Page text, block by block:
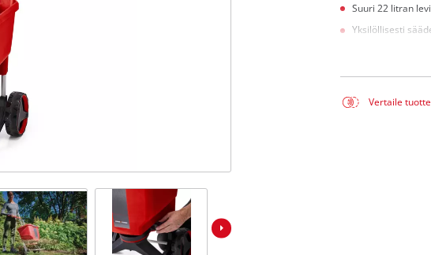
Suuri 22 litran
Yksilöllisesti
Vertaile